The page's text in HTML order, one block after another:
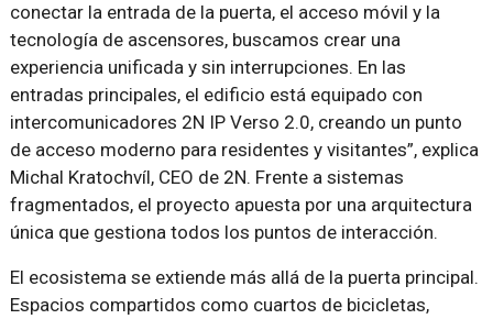
conectar la entrada de la puerta, el acceso móvil y la
tecnología de ascensores, buscamos crear una
experiencia unificada y sin interrupciones. En las
entradas principales, el edificio está equipado con
intercomunicadores 2N IP Verso 2.0, creando un punto
de acceso moderno para residentes y visitantes”, explica
Michal Kratochvíl, CEO de 2N. Frente a sistemas
fragmentados, el proyecto apuesta por una arquitectura
única que gestiona todos los puntos de interacción.
El ecosistema se extiende más allá de la puerta principal.
Espacios compartidos como cuartos de bicicletas,